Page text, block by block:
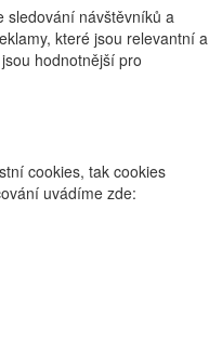
sledování návštěvníků a
které jsou relevantní a
hodnotnější pro
cookies, tak cookies
uvádíme zde: